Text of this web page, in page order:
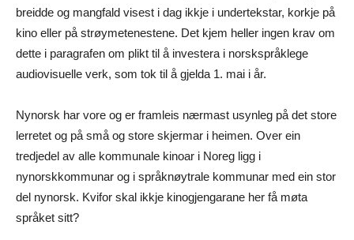
breidde og mangfald visest i dag ikkje i undertekstar, korkje på
kino eller på strøymetenestene. Det kjem heller ingen krav om
dette i paragrafen om plikt til å investera i norskspråklege
audiovisuelle verk, som tok til å gjelda 1. mai i år.
Nynorsk har vore og er framleis nærmast usynleg på det store
lerretet og på små og store skjermar i heimen. Over ein
tredjedel av alle kommunale kinoar i Noreg ligg i
nynorskkommunar og i språknøytrale kommunar med ein stor
del nynorsk. Kvifor skal ikkje kinogjengarane her få møta
språket sitt?